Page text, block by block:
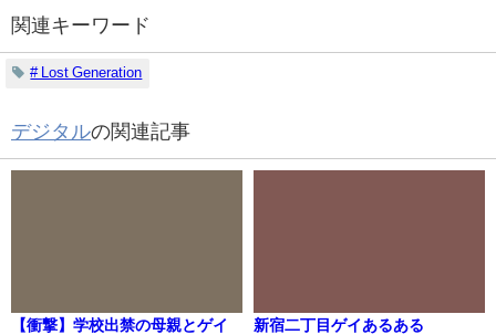
関連キーワード
# Lost Generation
デジタルの関連記事
【衝撃】学校出禁の母親とゲイ
新宿二丁目ゲイあるある